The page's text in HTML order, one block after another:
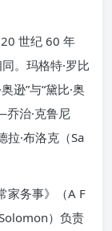
世纪 60 年
。玛格特·罗比
逊”与“黛比·奥
治·克鲁尼
拉·布洛克（Sa
家务事》（A F
）负责